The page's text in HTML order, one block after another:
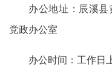
办公地址：辰溪
党政办公室
办公时间：工作日